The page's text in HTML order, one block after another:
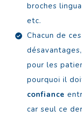
broches
etc.
Chacun de
pour les
pourquoi il
confiance
car seul ce